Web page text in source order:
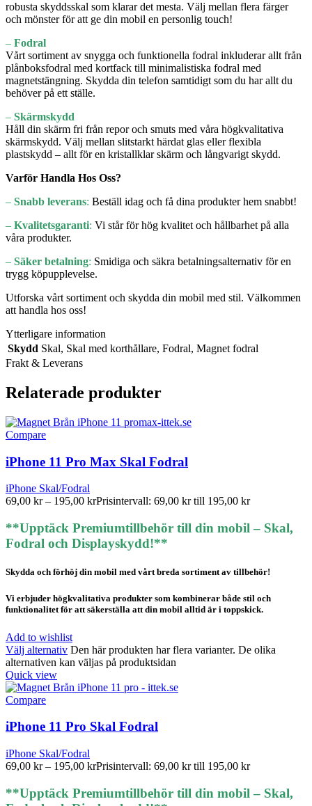
robusta skyddsskal som klarar det mesta. Välj mellan flera färger
och mönster för att ge din mobil en personlig touch!
– Fodral
Vårt sortiment av snygga och funktionella fodral inkluderar allt från
plånboksfodral med kortfack till minimalistiska fodral med
magnetstängning. Skydda din telefon samtidigt som du har allt du
behöver på ett ställe.
– Skärmskydd
Håll din skärm fri från repor och smuts med våra högkvalitativa
skärmskydd. Välj mellan slitstarkt härdat glas eller flexibla
plastskydd – allt för en kristallklar skärm och långvarigt skydd.
Varför Handla Hos Oss?
– Snabb leverans: Beställ idag och få dina produkter hem snabbt!
– Kvalitetsgaranti: Vi står för hög kvalitet och hållbarhet på alla
våra produkter.
– Säker betalning: Smidiga och säkra betalningsalternativ för en
trygg köpupplevelse.
Utforska vårt sortiment och skydda din mobil med stil. Välkommen
att handla hos oss!
Ytterligare information
Skydd Skal, Skal med korthållare, Fodral, Magnet fodral
Frakt & Leverans
Relaterade produkter
Compare
iPhone 11 Pro Max Skal Fodral
iPhone Skal/Fodral
69,00 kr – 195,00 krPrisintervall: 69,00 kr till 195,00 kr
**Upptäck Premiumtillbehör till din mobil – Skal,
Fodral och Displayskydd!**
Skydda och förhöj din mobil med vårt breda sortiment av tillbehör!
Vi erbjuder högkvalitativa produkter som kombinerar både stil och
funktionalitet för att säkerställa att din mobil alltid är i toppskick.
Add to wishlist
Välj alternativ Den här produkten har flera varianter. De olika
alternativen kan väljas på produktsidan
Quick view
Compare
iPhone 11 Pro Skal Fodral
iPhone Skal/Fodral
69,00 kr – 195,00 krPrisintervall: 69,00 kr till 195,00 kr
**Upptäck Premiumtillbehör till din mobil – Skal,